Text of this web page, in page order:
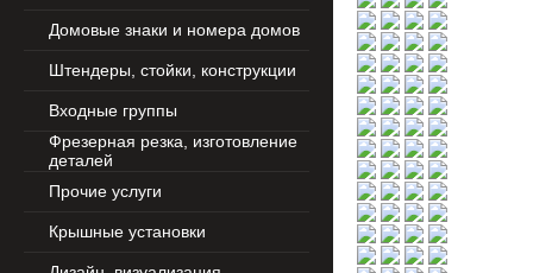
Домовые знаки и номера домов
Штендеры, стойки, конструкции
Входные группы
Фрезерная резка, изготовление
деталей
Прочие услуги
Крышные установки